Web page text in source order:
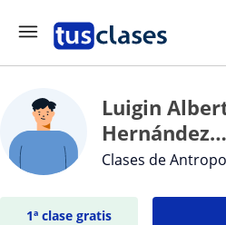
Luigin
Hernández
Ortiz
Clases de
1ª clase gratis